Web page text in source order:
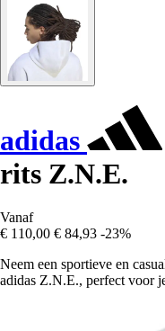
adidas
rits Z.N.E.
Vanaf
€ 110,00 € 84,93 -23%
Neem een sportieve en
adidas Z.N.E., perfect voor